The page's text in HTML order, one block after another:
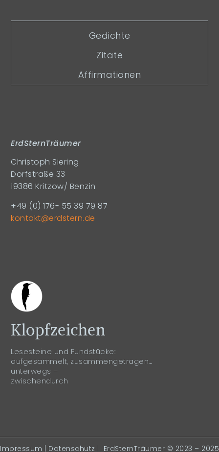
Klopfzeichen
Lesesteine und Fundstücke:
aufgesammelt, zusammengetragen…
unterwegs –
zwischendurch
ErdSternTräumer
Christoph Siering
Dorfstraße 33
19386 Kritzow/ Benzin
+49 (0) 176- 55 39 79 87
kontakt@erdstern.de
Gedichte
Zitate
Affirmationen
Impressum Datenschutz | ErdSternTräumer © 2023 – 2025